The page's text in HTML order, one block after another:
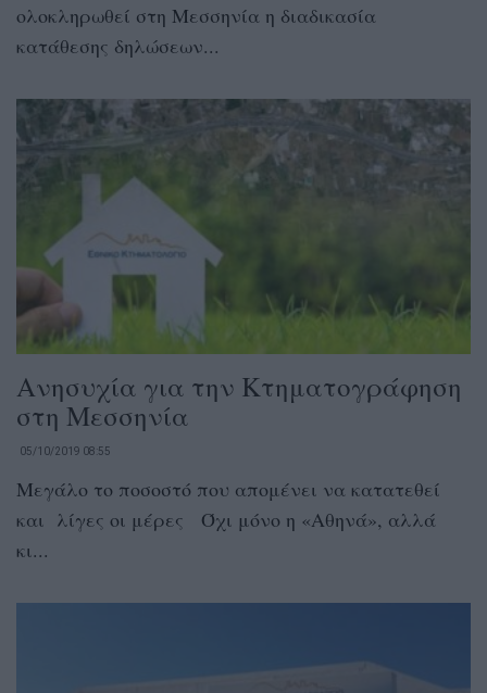
ολοκληρωθεί στη Μεσσηνία η διαδικασία
κατάθεσης δηλώσεων...
Ανησυχία για την Κτηματογράφηση
στη Μεσσηνία
05/10/2019 08:55
Μεγάλο το ποσοστό που απομένει να κατατεθεί
και λίγες οι μέρες Όχι μόνο η «Αθηνά», αλλά
κι...